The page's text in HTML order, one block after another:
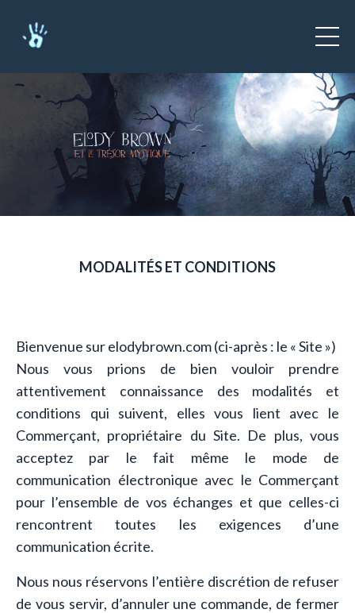
MODALITÉS ET CONDITIONS
Bienvenue sur elodybrown.com (ci-après : le « Site »)
Nous vous prions de bien vouloir prendre
attentivement connaissance des modalités et
conditions qui suivent, elles vous lient avec le
Commerçant, propriétaire du Site. De plus, vous
acceptez par le fait même le mode de
communication électronique avec le Commerçant
pour l’ensemble de vos échanges et que celles-ci
rencontrent toutes les exigences d’une
communication écrite.
Nous nous réservons l’entière discrétion de refuser
de vous servir, d’annuler une commande, de fermer